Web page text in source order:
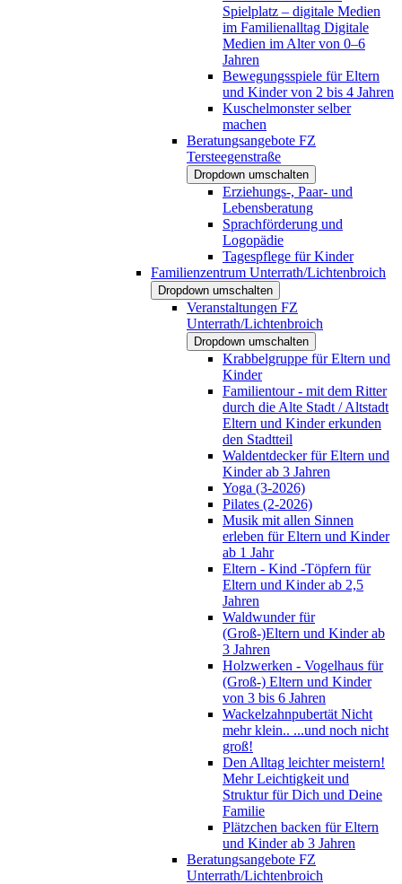
Spielplatz – digitale Medien
im Familienalltag Digitale
Medien im Alter von 0–6
Jahren
Bewegungsspiele für Eltern
und Kinder von 2 bis 4 Jahren
Kuschelmonster selber
machen
Beratungsangebote FZ
Tersteegenstraße
Dropdown umschalten
Erziehungs-, Paar- und
Lebensberatung
Sprachförderung und
Logopädie
Tagespflege für Kinder
Familienzentrum Unterrath/Lichtenbroich
Dropdown umschalten
Veranstaltungen FZ
Unterrath/Lichtenbroich
Dropdown umschalten
Krabbelgruppe für Eltern und
Kinder
Familientour - mit dem Ritter
durch die Alte Stadt / Altstadt
Eltern und Kinder erkunden
den Stadtteil
Waldentdecker für Eltern und
Kinder ab 3 Jahren
Yoga (3-2026)
Pilates (2-2026)
Musik mit allen Sinnen
erleben für Eltern und Kinder
ab 1 Jahr
Eltern - Kind -Töpfern für
Eltern und Kinder ab 2,5
Jahren
Waldwunder für
(Groß-)Eltern und Kinder ab
3 Jahren
Holzwerken - Vogelhaus für
(Groß-) Eltern und Kinder
von 3 bis 6 Jahren
Wackelzahnpubertät Nicht
mehr klein.. ...und noch nicht
groß!
Den Alltag leichter meistern!
Mehr Leichtigkeit und
Struktur für Dich und Deine
Familie
Plätzchen backen für Eltern
und Kinder ab 3 Jahren
Beratungsangebote FZ
Unterrath/Lichtenbroich